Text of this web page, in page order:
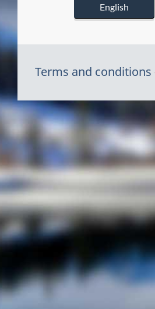
English
Terms and conditions